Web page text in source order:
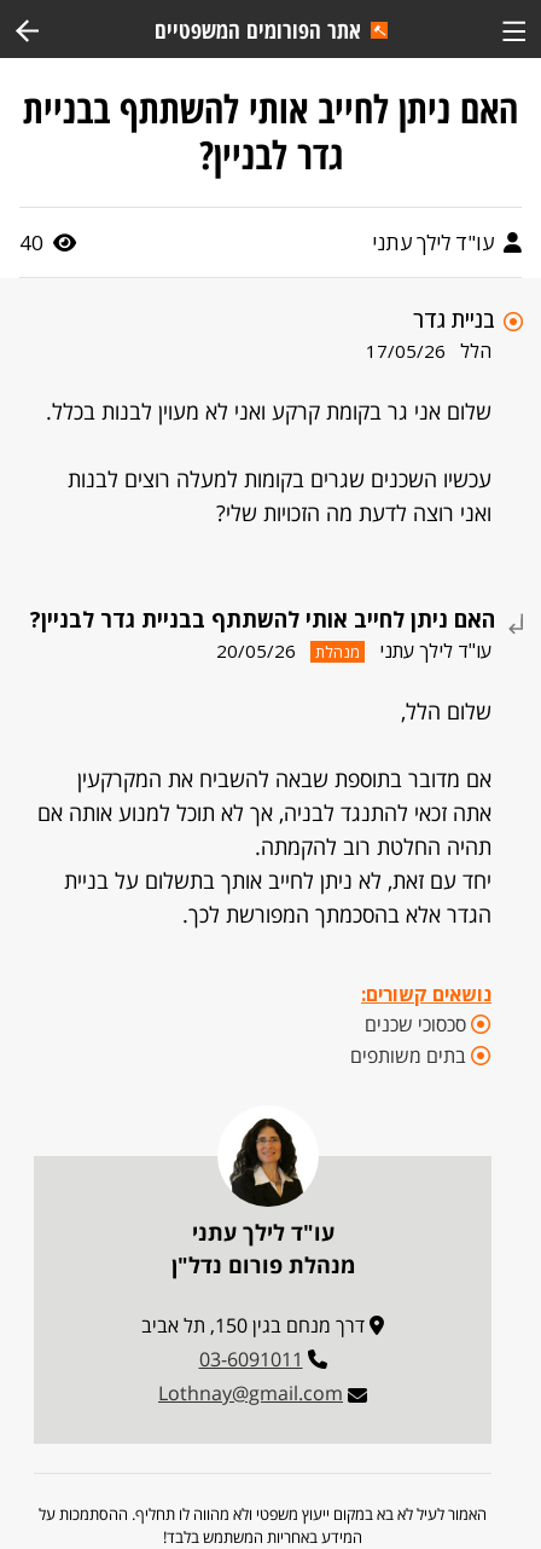
אתר הפורומים המשפטיים
האם ניתן לחייב אותי להשתתף בבניית
גדר לבניין?
עו"ד לילך עתני 40
בניית גדר
הלל 17/05/26
שלום אני גר בקומת קרקע ואני לא מעוין לבנות בכלל.
עכשיו השכנים שגרים בקומות למעלה רוצים לבנות
ואני רוצה לדעת מה הזכויות שלי?
האם ניתן לחייב אותי להשתתף בבניית גדר לבניין?
עו"ד לילך עתני מנהלת 20/05/26
שלום הלל,
אם מדובר בתוספת שבאה להשביח את המקרקעין
אתה זכאי להתנגד לבניה, אך לא תוכל למנוע אותה אם
תהיה החלטת רוב להקמתה.
יחד עם זאת, לא ניתן לחייב אותך בתשלום על בניית
הגדר אלא בהסכמתך המפורשת לכך.
נושאים קשורים:
סכסוכי שכנים
בתים משותפים
עו"ד לילך עתני
מנהלת פורום נדל"ן
דרך מנחם בגין 150, תל אביב
03-6091011
Lothnay@gmail.com
האמור לעיל לא בא במקום ייעוץ משפטי ולא מהווה לו תחליף. ההסתמכות על
המידע באחריות המשתמש בלבד!